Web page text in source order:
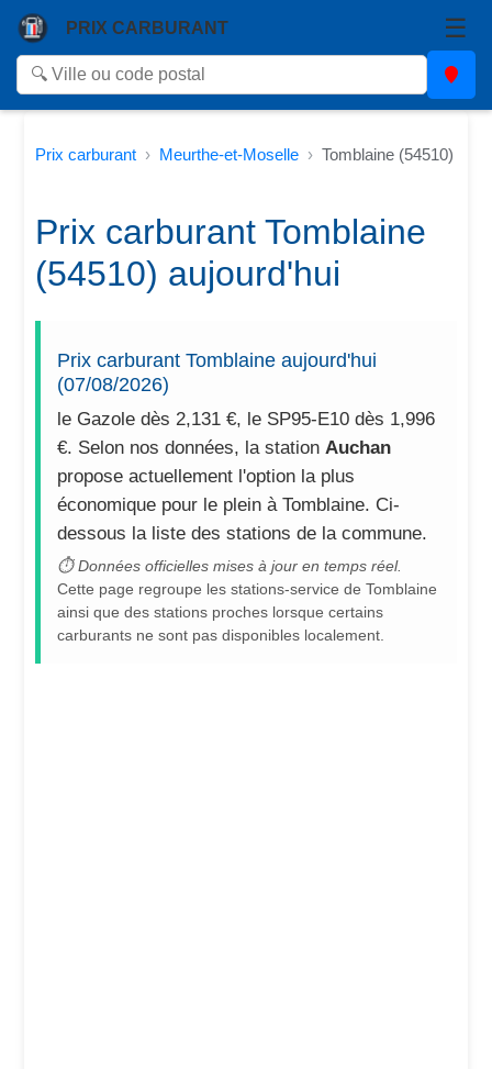
PRIX CARBURANT ☰
Prix carburant Meurthe-et-Moselle Tomblaine (54510)
Prix carburant Tomblaine
(54510) aujourd'hui
Prix carburant Tomblaine aujourd'hui
(07/08/2026)
le Gazole dès 2,131 €, le SP95-E10 dès 1,996
€. Selon nos données, la stationAuchan
propose actuellement l'option la plus
économique pour le plein à Tomblaine. Ci-
dessous la liste des stations de la commune.
⏱ Données officielles mises à jour en temps réel.
Cette page regroupe les stations-service de Tomblaine
ainsi que des stations proches lorsque certains
carburants ne sont pas disponibles localement.